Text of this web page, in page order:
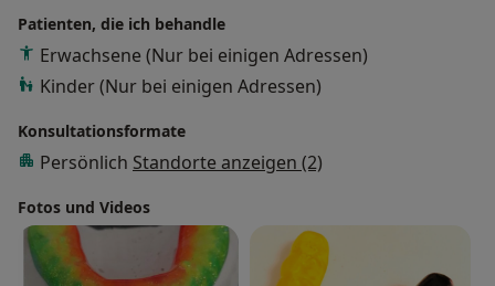
Patienten, die ich behandle
Erwachsene (Nur bei einigen Adressen)
Kinder (Nur bei einigen Adressen)
Konsultationsformate
Persönlich Standorte anzeigen (2)
Fotos und Videos